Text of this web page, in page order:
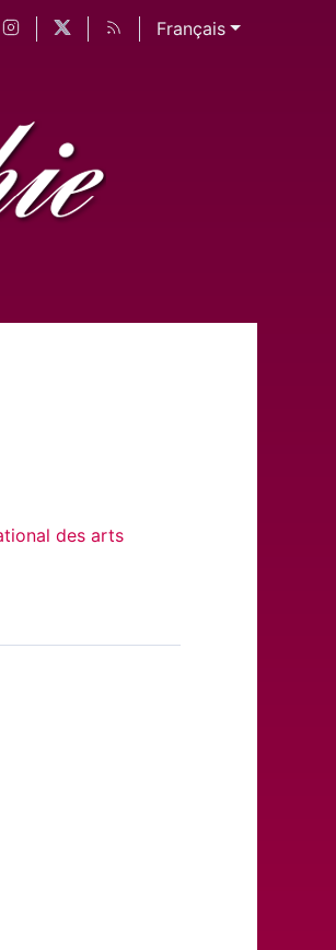
Français
des arts